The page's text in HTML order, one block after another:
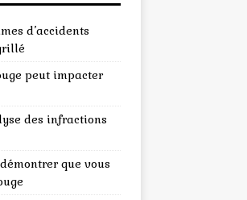
d’accidents
peut impacter
des infractions
que vous